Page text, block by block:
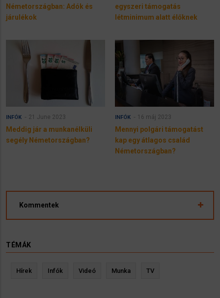
Németországban: Adók és
járulékok
egyszeri támogatás
létminimum alatt élőknek
INFÓK 21 June 2023
​Meddig jár a munkanélküli
segély Németországban?
INFÓK 16 máj 2023
Mennyi polgári támogatást
kap egy átlagos család
Németországban?
Kommentek
TÉMÁK
Hírek Infók Videó Munka TV